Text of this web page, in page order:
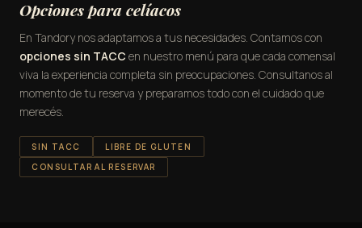
Opciones para celíacos
En Tandory nos adaptamos a tus necesidades. Contamos con
opciones sin TACC en nuestro menú para que cada comensal
viva la experiencia completa sin preocupaciones. Consultanos al
momento de tu reserva y preparamos todo con el cuidado que
merecés.
SIN TACC
LIBRE DE GLUTEN
CONSULTAR AL RESERVAR